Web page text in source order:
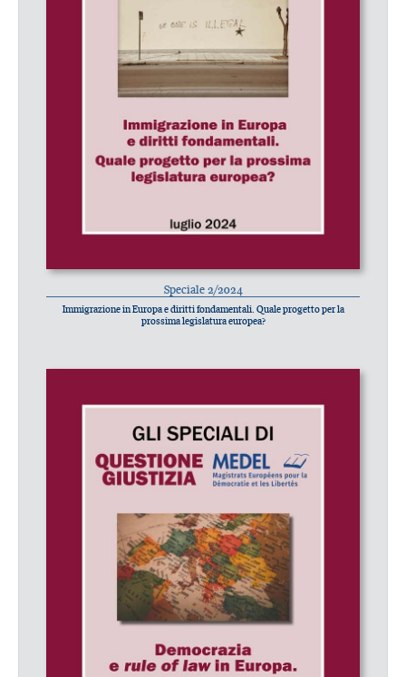
Speciale 2/2024
Immigrazione in Europa e diritti fondamentali. Quale progetto per la
prossima legislatura europea?